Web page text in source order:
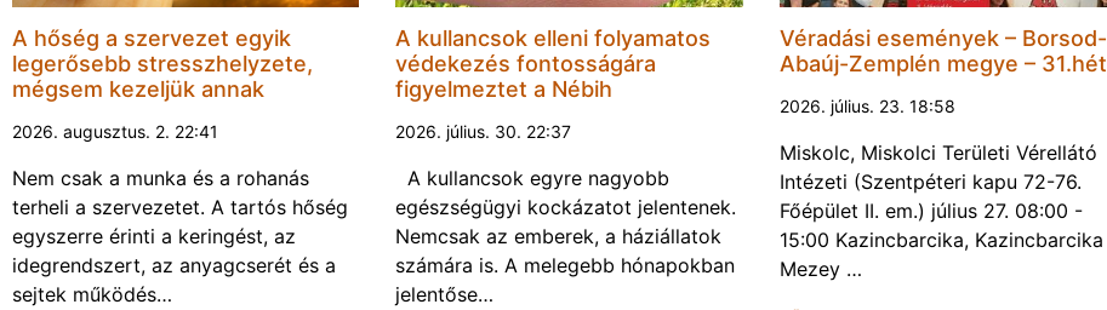
A hőség a szervezet egyik
legerősebb stresszhelyzete,
mégsem kezeljük annak
2026. augusztus. 2. 22:41
Nem csak a munka és a rohanás
terheli a szervezetet. A tartós hőség
egyszerre érinti a keringést, az
idegrendszert, az anyagcserét és a
sejtek működés…
A kullancsok elleni folyamatos
védekezés fontosságára
figyelmeztet a Nébih
2026. július. 30. 22:37
A kullancsok egyre nagyobb
egészségügyi kockázatot jelentenek.
Nemcsak az emberek, a háziállatok
számára is. A melegebb hónapokban
jelentőse…
Véradási események – Borsod-
Abaúj-Zemplén megye – 31.hét
2026. július. 23. 18:58
Miskolc, Miskolci Területi Vérellátó
Intézeti (Szentpéteri kapu 72-76.
Főépület II. em.) július 27. 08:00 -
15:00 Kazincbarcika, Kazincbarcika
Mezey …